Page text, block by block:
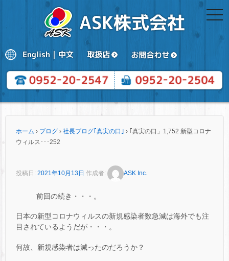
ホーム › ブログ › 社長ブログ｢真実の口｣ › ｢真実の口」1,752 新型コロナ
ウィルス･･･252
投稿日: 2021年10月13日 作成者: ASK Inc.
前回の続き・・・。
日本の新型コロナウィルスの新規感染者数急減は海外でも注
目されているようだが・・・。
何故、新規感染者は減ったのだろうか？